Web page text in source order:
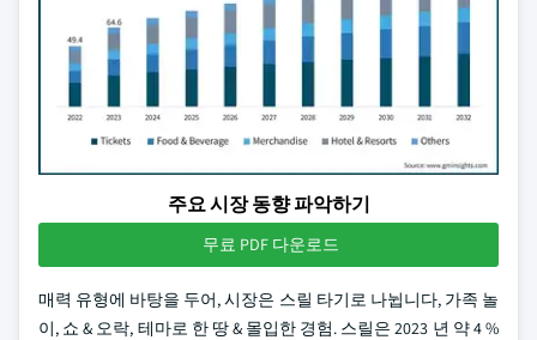
주요 시장 동향 파악하기
무료 PDF 다운로드
매력 유형에 바탕을 두어, 시장은 스릴 타기로 나뉩니다, 가족 놀
이, 쇼 & 오락, 테마로 한 땅 & 몰입한 경험. 스릴은 2023 년 약 4 %